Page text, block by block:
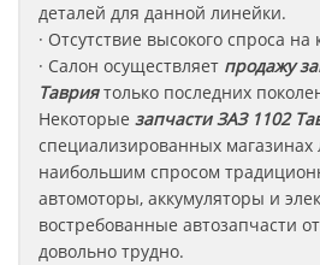
деталей для данной линейки.
· Отсутствие высокого спроса
· Салон осуществляет продажу
Тавриятолько последних
Некоторые запчастиЗАЗ 1102
специализированных магазинах
наибольшим спросом
автомоторы, аккумуляторы и
востребованные автозапчасти
довольно трудно.